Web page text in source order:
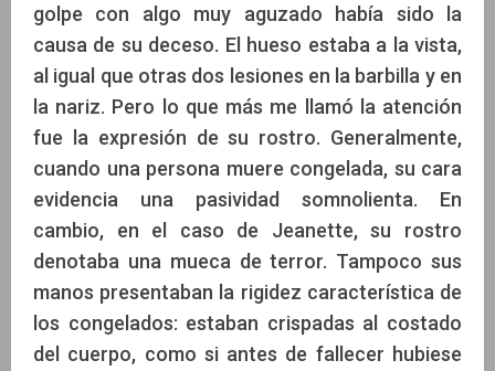
golpe con algo muy aguzado había sido la
causa de su deceso. El hueso estaba a la vista,
al igual que otras dos lesiones en la barbilla y en
la nariz. Pero lo que más me llamó la atención
fue la expresión de su rostro. Generalmente,
cuando una persona muere congelada, su cara
evidencia una pasividad somnolienta. En
cambio, en el caso de Jeanette, su rostro
denotaba una mueca de terror. Tampoco sus
manos presentaban la rigidez característica de
los congelados: estaban crispadas al costado
del cuerpo, como si antes de fallecer hubiese